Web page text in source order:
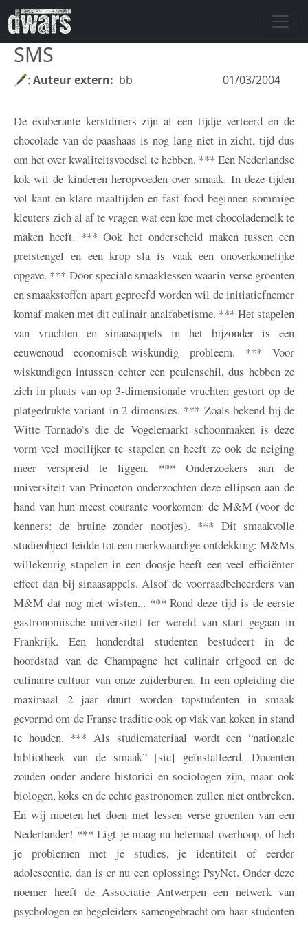
Overslaan en naar de inhoud gaan
SMS
01/03/2004
🖋: Auteur extern bb
De exuberante kerstdiners zijn al een tijdje verteerd en de
chocolade van de paashaas is nog lang niet in zicht, tijd dus
om het over kwaliteitsvoedsel te hebben. *** Een Nederlandse
kok wil de kinderen heropvoeden over smaak. In deze tijden
vol kant-en-klare maaltijden en fast-food beginnen sommige
kleuters zich al af te vragen wat een koe met chocolademelk te
maken heeft. *** Ook het onderscheid maken tussen een
preistengel en een krop sla is vaak een onoverkomelijke
opgave. *** Door speciale smaaklessen waarin verse groenten
en smaakstoffen apart geproefd worden wil de initiatiefnemer
komaf maken met dit culinair analfabetisme. *** Het stapelen
van vruchten en sinaasappels in het bijzonder is een
eeuwenoud economisch-wiskundig probleem. *** Voor
wiskundigen intussen echter een peulenschil, dus hebben ze
zich in plaats van op 3-dimensionale vruchten gestort op de
platgedrukte variant in 2 dimensies. *** Zoals bekend bij de
Witte Tornado’s die de Vogelemarkt schoonmaken is deze
vorm veel moeilijker te stapelen en heeft ze ook de neiging
meer verspreid te liggen. *** Onderzoekers aan de
universiteit van Princeton onderzochten deze ellipsen aan de
hand van hun meest courante voorkomen: de M&M (voor de
kenners: de bruine zonder nootjes). *** Dit smaakvolle
studieobject leidde tot een merkwaardige ontdekking: M&Ms
willekeurig stapelen in een doosje heeft een veel efficiënter
effect dan bij sinaasappels. Alsof de voorraadbeheerders van
M&M dat nog niet wisten... *** Rond deze tijd is de eerste
gastronomische universiteit ter wereld van start gegaan in
Frankrijk. Een honderdtal studenten bestudeert in de
hoofdstad van de Champagne het culinair erfgoed en de
culinaire cultuur van onze zuiderburen. In een opleiding die
maximaal 2 jaar duurt worden topstudenten in smaak
gevormd om de Franse traditie ook op vlak van koken in stand
te houden. *** Als studiemateriaal wordt een “nationale
bibliotheek van de smaak” [sic] geïnstalleerd. Docenten
zouden onder andere historici en sociologen zijn, maar ook
biologen, koks en de echte gastronomen zullen niet ontbreken.
En wij moeten het doen met lessen verse groenten van een
Nederlander! *** Ligt je maag nu helemaal overhoop, of heb
je problemen met je studies, je identiteit of eerder
adolescentie, dan is er nu een oplossing: PsyNet. Onder deze
noemer heeft de Associatie Antwerpen een netwerk van
psychologen en begeleiders samengebracht om haar studenten